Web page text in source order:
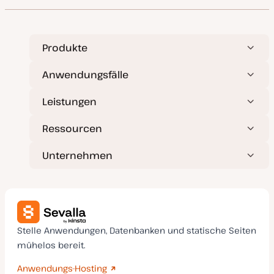
Produkte
Anwendungsfälle
Leistungen
Ressourcen
Unternehmen
Stelle Anwendungen, Datenbanken und statische Seiten
mühelos bereit.
Anwendungs-Hosting